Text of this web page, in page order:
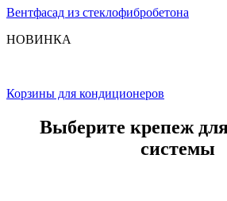
Вентфасад из стеклофибробетона
НОВИНКА
Корзины для кондиционеров
Выберите крепеж
системы